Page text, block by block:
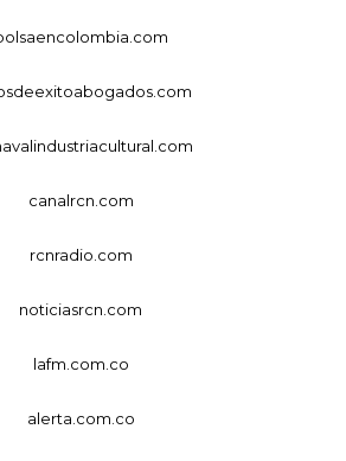
canalrcn.com
rcnradio.com
noticiasrcn.com
lafm.com.co
alerta.com.co